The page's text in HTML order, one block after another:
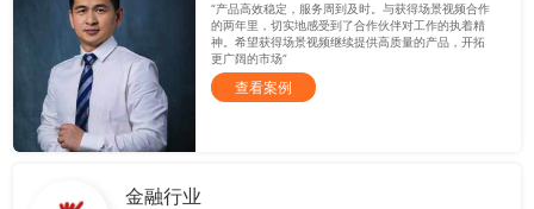
“产品高效稳定，服务周到及时。与获得场景视频合作
的两年里，切实地感受到了合作伙伴对工作的执着精
神。希望获得场景视频继续提供高质量的产品，开拓
更广阔的市场”
查看案例
金融行业